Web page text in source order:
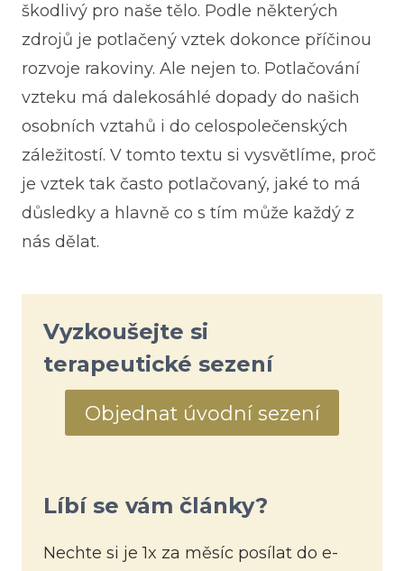
škodlivý pro naše tělo. Podle některých
zdrojů je potlačený vztek dokonce příčinou
rozvoje rakoviny. Ale nejen to. Potlačování
vzteku má dalekosáhlé dopady do našich
osobních vztahů i do celospolečenských
záležitostí. V tomto textu si vysvětlíme, proč
je vztek tak často potlačovaný, jaké to má
důsledky a hlavně co s tím může každý z
nás dělat.
Vyzkoušejte si
terapeutické sezení
Objednat úvodní sezení
Líbí se vám články?
Nechte si je 1x za měsíc posílat do e-